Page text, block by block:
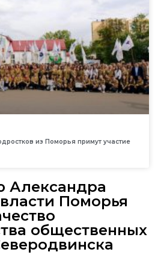
из Поморья примут участие
Александра
Поморья
общественных